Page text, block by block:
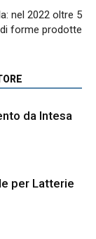
nel 2022 oltre 5
forme prodotte
da Intesa
per Latterie